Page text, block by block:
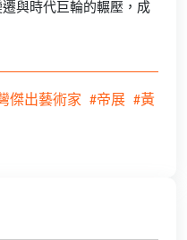
與時代巨輪的輾壓，成
傑出藝術家 #帝展 #黃